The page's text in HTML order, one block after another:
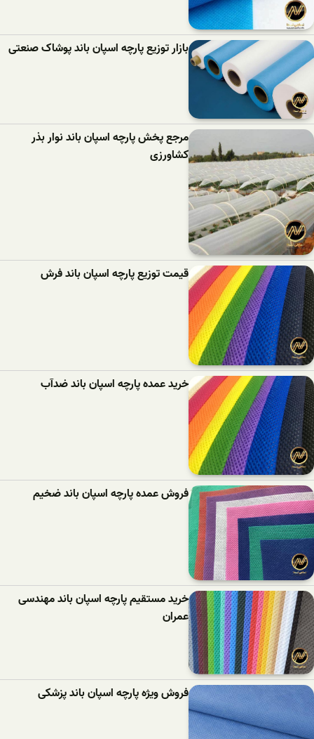
بازار توزیع پارچه اسپان باند پوشاک صنعتی
مرجع پخش پارچه اسپان باند نوار بذر
کشاورزی
قیمت توزیع پارچه اسپان باند فرش
خرید عمده پارچه اسپان باند ضدآب
فروش عمده پارچه اسپان باند ضخیم
خرید مستقیم پارچه اسپان باند مهندسی
عمران
فروش ویژه پارچه اسپان باند پزشکی